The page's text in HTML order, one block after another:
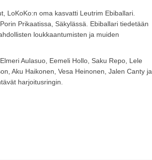
LoKoKo:n oma kasvatti Leutrim Ebiballari.
Prikaatissa, Säkylässä. Ebiballari tiedetään
loukkaantumisten ja muiden
Aulasuo, Eemeli Hollo, Saku Repo, Lele
Aku Haikonen, Vesa Heinonen, Jalen Canty ja
harjoitusringin.